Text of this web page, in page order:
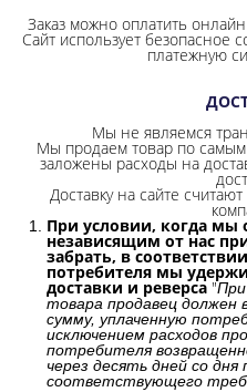
Заказ можно оплатить
Сайт использует безопасное
платежную
Мы не являемся
Мы продаем товар по
заложены расходы на
Доставку на сайте
При условии, когда мы
независящим от нас
забрать, в
потребителя мы
доставки и реверса "
товара продавец должен
сумму, уплаченную
исключением расходов
потребителя
через десять дней со
соответствующего